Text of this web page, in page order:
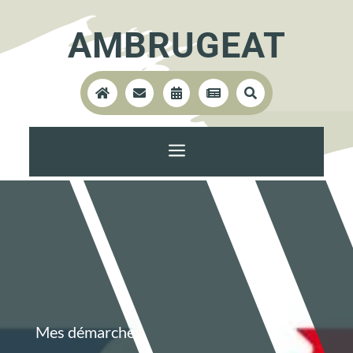
AMBRUGEAT
    
a
Mes démarches